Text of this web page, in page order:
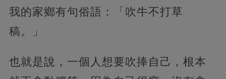
我的家鄉有句俗語：「吹牛不打草
稿。」
也就是說，一個人想要吹捧自己，根本